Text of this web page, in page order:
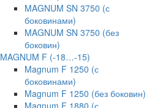
MAGNUM SN 3750 (с
боковинами)
MAGNUM SN 3750 (без
боковин)
MAGNUM F (-18…-15)
Magnum F 1250 (с
боковинами)
Magnum F 1250 (без боковин)